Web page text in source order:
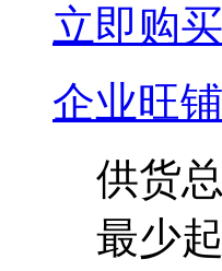
立即购买
企业旺铺
供货
最少